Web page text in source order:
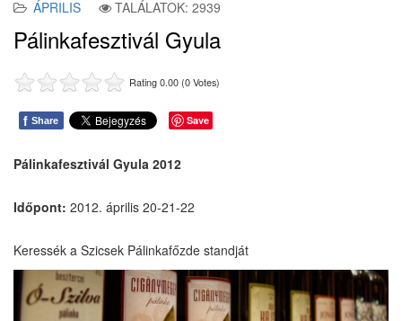
ÁPRILIS TALÁLATOK: 2939
Pálinkafesztivál Gyula
Rating 0.00 (0 Votes)
f Share Save
Pálinkafesztivál Gyula 2012
Időpont: 2012. április 20-21-22
Keressék a Szicsek Pálinkafőzde standját